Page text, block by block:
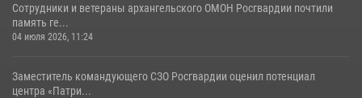
Сотрудники и ветераны архангельского ОМОН Росгвардии почтили
память ге...
04 июля 2026, 11:24
Заместитель командующего СЗО Росгвардии оценил потенциал
центра «Патри...